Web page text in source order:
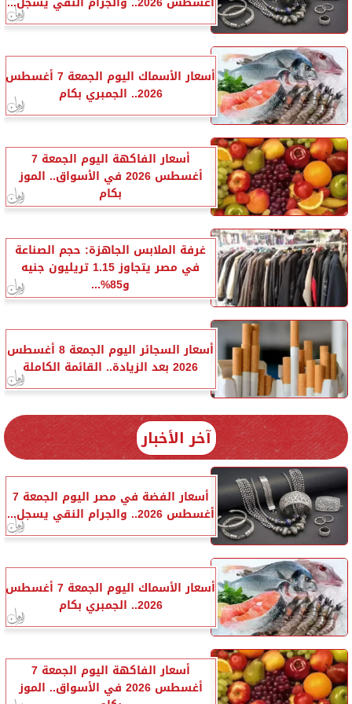
أسعار الأسماك اليوم الجمعة 7 أغسطس
2026.. الجمبري بكام
أسعار الفاكهة اليوم الجمعة 7
أغسطس 2026 في الأسواق.. الموز
بكام
غرفة الملابس الجاهزة: حجم الصناعة
في مصر يتجاوز 1.15 تريليون جنيه
و85%...
أسعار السجائر اليوم الجمعة 8 أغسطس
2026 بعد الزيادة.. القائمة الكاملة
آخر الأخبار
أسعار الفضة في مصر اليوم الجمعة 7
أغسطس 2026.. والجرام النقي يسجل...
أسعار الأسماك اليوم الجمعة 7 أغسطس
2026.. الجمبري بكام
أسعار الفاكهة اليوم الجمعة 7
أغسطس 2026 في الأسواق.. الموز